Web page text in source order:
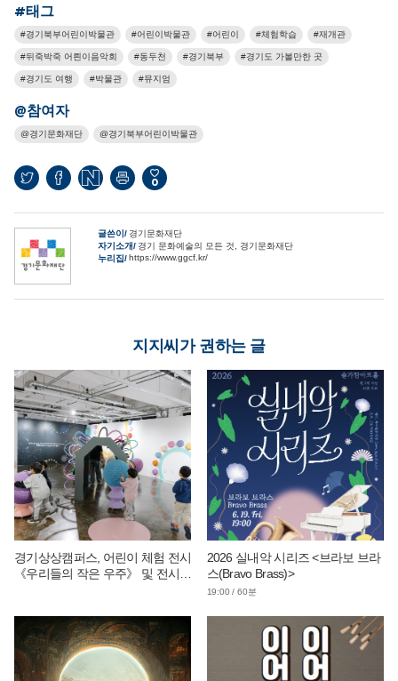
#태그
경기북부어린이박물관 어린이박물관 어린이 체험학습 재개관
뒤죽박죽 어릔이음악회 동두천 경기북부 경기도 가볼만한 곳
경기도 여행 박물관 뮤지엄
@참여자
경기문화재단 경기북부어린이박물관
0
글쓴이
경기문화재단
자기소개
경기 문화예술의 모든 것, 경기문화재단
누리집 https://www.ggcf.kr/
지지씨가 권하는 글
경기상상캠퍼스, 어린이 체험 전시
《우리들의 작은 우주》 및 전시
2026 실내악 시리즈 <브라보 브라
스(Bravo Brass)>
19:00 / 60분